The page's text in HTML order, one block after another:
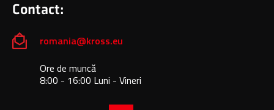
Contact:
romania@kross.eu
Ore de muncă
8:00 - 16:00 Luni - Vineri